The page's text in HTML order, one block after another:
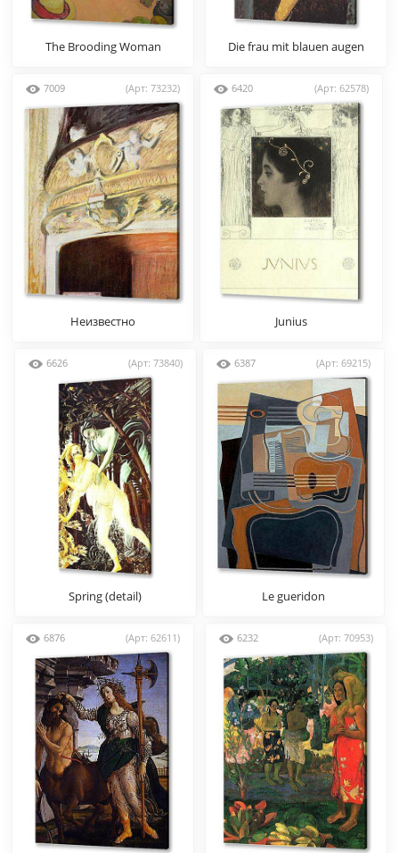
The Brooding Woman Die frau mit blauen augen
7009 (Арт: 73232)
Неизвестно
6420 (Арт: 62578)
Junius
6626 (Арт: 73840)
Spring (detail)
6387 (Арт: 69215)
Le gueridon
6876 (Арт: 62611) 6232 (Арт: 70953)